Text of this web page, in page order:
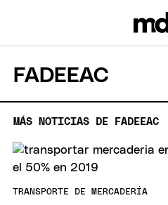
FADEEAC
MÁS NOTICIAS DE FADEEAC
TRANSPORTE DE MERCADERÍA